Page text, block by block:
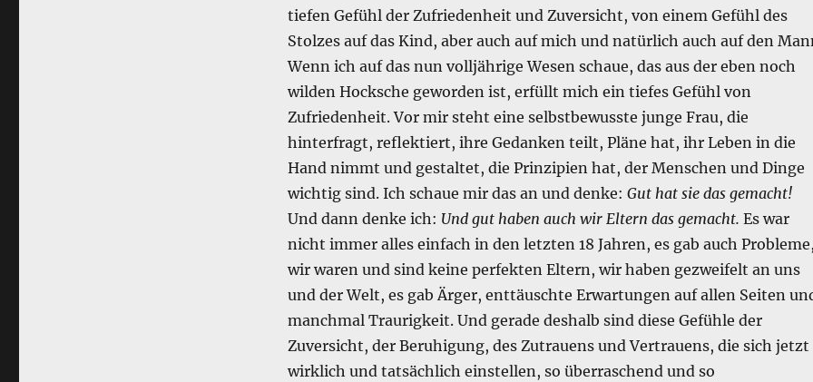
tiefen Gefühl der Zufriedenheit und Zuversicht, von einem Gefühl des
Stolzes auf das Kind, aber auch auf mich und natürlich auch auf den
Wenn ich auf das nun volljährige Wesen schaue, das aus der eben noch
wilden Hocksche geworden ist, erfüllt mich ein tiefes Gefühl von
Zufriedenheit. Vor mir steht eine selbstbewusste junge Frau, die
hinterfragt, reflektiert, ihre Gedanken teilt, Pläne hat, ihr Leben in die
Hand nimmt und gestaltet, die Prinzipien hat, der Menschen und Dinge
wichtig sind. Ich schaue mir das an und denke: Gut hat sie das gemacht!
Und dann denke ich: Und gut haben auch wir Eltern das gemacht. Es war
nicht immer alles einfach in den letzten 18 Jahren, es gab auch
wir waren und sind keine perfekten Eltern, wir haben gezweifelt an uns
und der Welt, es gab Ärger, enttäuschte Erwartungen auf allen Seiten
manchmal Traurigkeit. Und gerade deshalb sind diese Gefühle der
Zuversicht, der Beruhigung, des Zutrauens und Vertrauens, die sich jetzt
wirklich und tatsächlich einstellen, so überraschend und so